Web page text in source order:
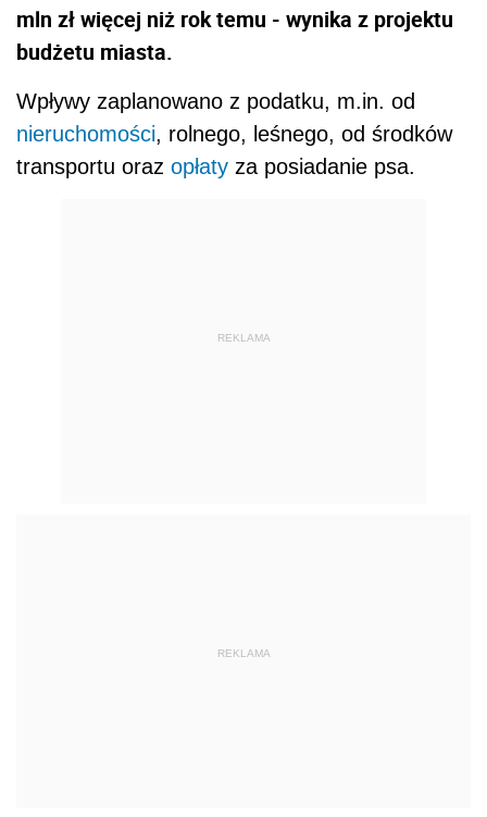
mln zł więcej niż rok temu - wynika z projektu
budżetu miasta.
Wpływy zaplanowano z podatku, m.in. od
nieruchomości, rolnego, leśnego, od środków
transportu oraz opłaty za posiadanie psa.
REKLAMA
REKLAMA